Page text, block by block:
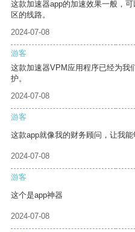
这款加速器app的加速效果一般，
区的线路。
2024-07-08
游客
这款加速器VPM应用程序已经为我
护。
2024-07-08
游客
这款app就像我的财务顾问，让我能
2024-07-08
游客
这个是app神器
2024-07-08